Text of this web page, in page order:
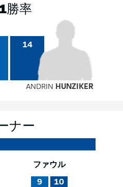
勝率
14
ANDRIN HUNZIKER
ナー
ファウル
9 10